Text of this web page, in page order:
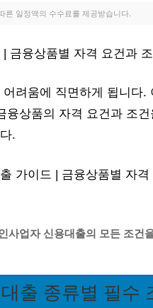
른 일정액의 수수료를 제공받습니다.
금융상품별 자격 요건과
려움에 직면하게 됩니다
융상품의 자격 요건과 조
.
가이드 | 금융상품별 자
사업자 신용대출의 모든 조건
출 종류별 필수